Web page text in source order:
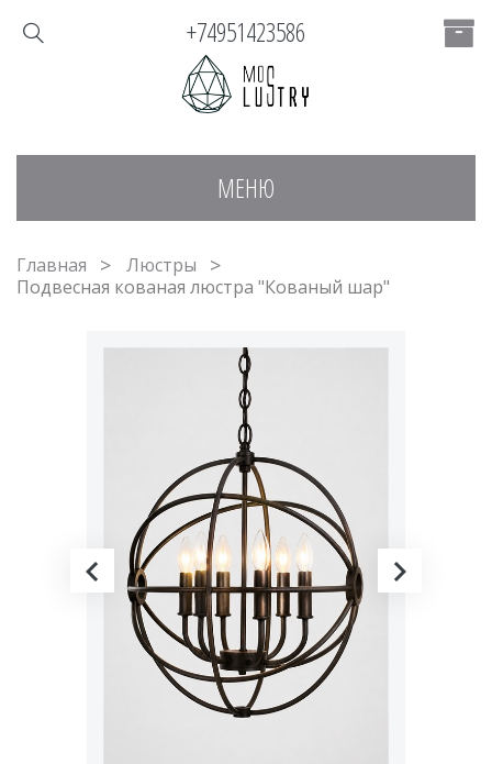
МЕНЮ
+74951423586
Главная
Люстры
Подвесная кованая люстра "Кованый шар"